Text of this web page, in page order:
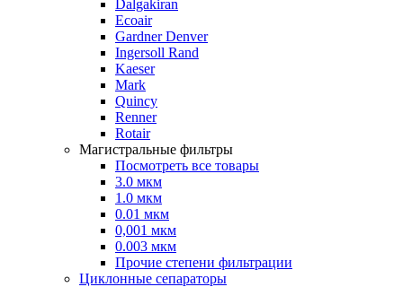
Dalgakiran
Ecoair
Gardner Denver
Ingersoll Rand
Kaeser
Mark
Quincy
Renner
Rotair
Магистральные фильтры
Посмотреть все товары
3.0 мкм
1.0 мкм
0.01 мкм
0,001 мкм
0.003 мкм
Прочие степени фильтрации
Циклонные сепараторы